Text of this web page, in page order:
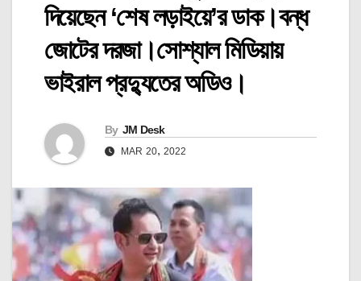
দিয়েছেন ‘শেষ লড়াইয়ে’র ডাক।বন্ধ
জোটের দরজা।সোশ্যাল মিডিয়ায়
ভাইরাল প্রদ্যুতের অডিও।
By JM Desk
MAR 20, 2022